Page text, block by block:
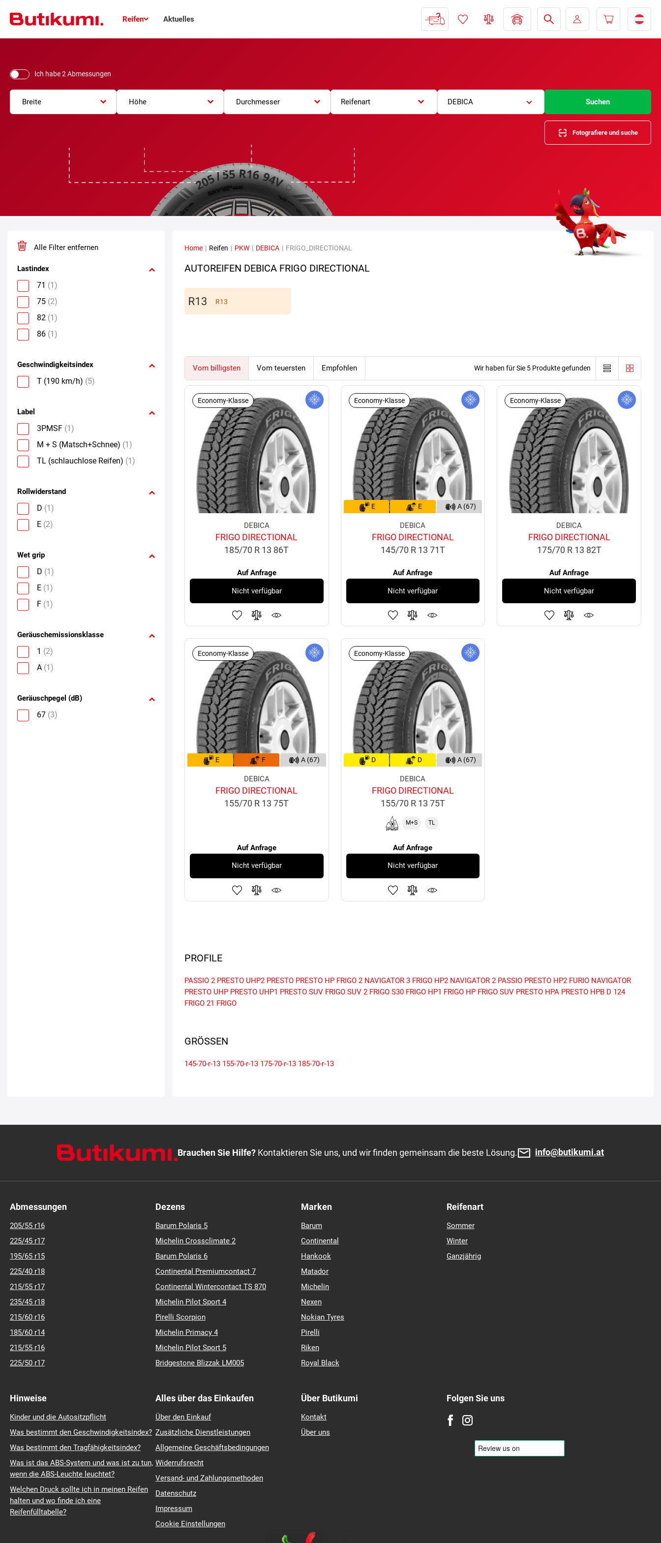
Reifen Aktuelles
Ich habe 2 Abmessungen
Breite Höhe Durchmesser Reifenart DEBICA Suchen
Fotografiere und suche
Alle Filter entfernen
Lastindex
71 (1)
75 (2)
82 (1)
86 (1)
Geschwindigkeitsindex
T (190 km/h) (5)
Label
3PMSF (1)
M + S (Matsch+Schnee) (1)
TL (schlauchlose Reifen) (1)
Rollwiderstand
D (1)
E (2)
Wet grip
D (1)
E (1)
F (1)
Geräuschemissionsklasse
1 (2)
A (1)
Geräuschpegel (dB)
67 (3)
Home | Reifen | PKW | DEBICA | FRIGO_DIRECTIONAL
AUTOREIFEN DEBICA FRIGO DIRECTIONAL
R13
Vom billigsten Vom teuersten Empfohlen Wir haben für Sie 5 Produkte gefunden
Economy-Klasse
DEBICA
FRIGO DIRECTIONAL
185/70 R 13 86T
Auf Anfrage
Nicht verfügbar
Economy-Klasse
E E A (67)
DEBICA
FRIGO DIRECTIONAL
145/70 R 13 71T
Auf Anfrage
Nicht verfügbar
Economy-Klasse
DEBICA
FRIGO DIRECTIONAL
175/70 R 13 82T
Auf Anfrage
Nicht verfügbar
Economy-Klasse
E F A (67)
DEBICA
FRIGO DIRECTIONAL
155/70 R 13 75T
Auf Anfrage
Nicht verfügbar
Economy-Klasse
D D A (67)
DEBICA
FRIGO DIRECTIONAL
155/70 R 13 75T
M+S TL
Auf Anfrage
Nicht verfügbar
PROFILE
PASSIO 2 PRESTO UHP2 PRESTO PRESTO HP FRIGO 2 NAVIGATOR 3 FRIGO HP2 NAVIGATOR 2 PASSIO PRESTO HP2 FURIO NAVIGATOR
PRESTO UHP PRESTO UHP1 PRESTO SUV FRIGO SUV 2 FRIGO S30 FRIGO HP1 FRIGO HP FRIGO SUV PRESTO HPA PRESTO HPB D 124
FRIGO 21 FRIGO
GRÖSSEN
145-70-r-13 155-70-r-13 175-70-r-13 185-70-r-13
Brauchen Sie Hilfe? Kontaktieren Sie uns, und wir finden gemeinsam die beste Lösung. info@butikumi.at
Abmessungen
205/55 r16
225/45 r17
195/65 r15
225/40 r18
215/55 r17
235/45 r18
215/60 r16
185/60 r14
215/55 r16
225/50 r17
Dezens
Barum Polaris 5
Michelin Crossclimate 2
Barum Polaris 6
Continental Premiumcontact 7
Continental Wintercontact TS 870
Michelin Pilot Sport 4
Pirelli Scorpion
Michelin Primacy 4
Michelin Pilot Sport 5
Bridgestone Blizzak LM005
Marken
Barum
Continental
Hankook
Matador
Michelin
Nexen
Nokian Tyres
Pirelli
Riken
Royal Black
Reifenart
Sommer
Winter
Ganzjährig
Hinweise
Kinder und die Autositzpflicht
Was bestimmt den Geschwindigkeitsindex?
Was bestimmt den Tragfähigkeitsindex?
Was ist das ABS-System und was ist zu tun,
wenn die ABS-Leuchte leuchtet?
Welchen Druck sollte ich in meinen Reifen
halten und wo finde ich eine
Reifenfülltabelle?
Alles über das Einkaufen
Über den Einkauf
Zusätzliche Dienstleistungen
Allgemeine Geschäftsbedingungen
Widerrufsrecht
Versand- und Zahlungsmethoden
Datenschutz
Impressum
Cookie Einstellungen
Über Butikumi
Kontakt
Über uns
Folgen Sie uns